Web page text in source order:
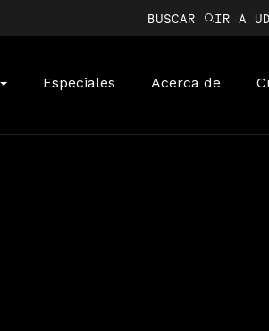
BUSCAR IR A
Especiales Acerca de